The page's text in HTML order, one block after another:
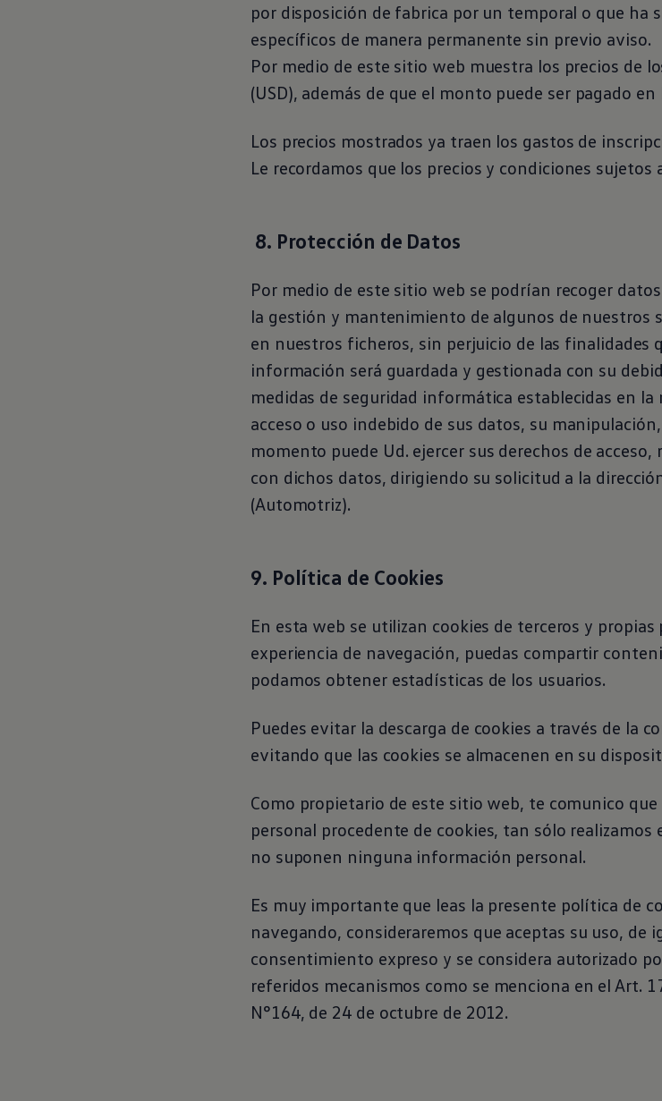
por disposición de fabrica por un temporal o que ha
específicos de manera permanente sin previo aviso.
Por medio de este sitio web muestra los precios de
(USD), además de que el monto puede ser pagado
Los precios mostrados ya traen los gastos de
Le recordamos que los precios y condiciones sujetos
8. Protección de Datos
Por medio de este sitio web se podrían recoger
la gestión y mantenimiento de algunos de nuestros
en nuestros ficheros, sin perjuicio de las finalidades
información será guardada y gestionada con su
medidas de seguridad informática establecidas en
acceso o uso indebido de sus datos, su
momento puede Ud. ejercer sus derechos de
con dichos datos, dirigiendo su solicitud a la
(Automotriz).
9. Política de Cookies
En esta web se utilizan cookies de terceros y
experiencia de navegación, puedas compartir
podamos obtener estadísticas de los usuarios.
Puedes evitar la descarga de cookies a través de la
evitando que las cookies se almacenen en su
Como propietario de este sitio web, te comunico
personal procedente de cookies, tan sólo
no suponen ninguna información personal.
Es muy importante que leas la presente política de
navegando, consideraremos que aceptas su uso, de
consentimiento expreso y se considera autorizado
referidos mecanismos como se menciona en el Art.
N°164, de 24 de octubre de 2012.